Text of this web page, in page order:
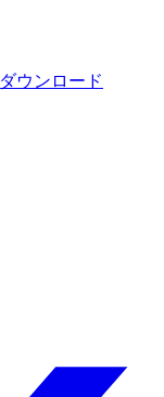
ダウンロード